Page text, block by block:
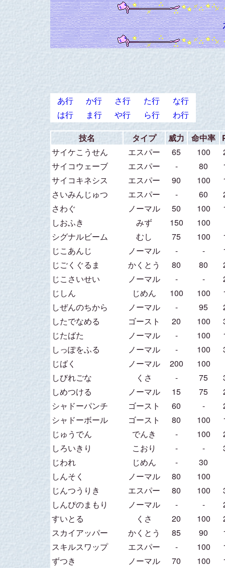
あ行 か行 さ行 た行
な行
は行
ま行 や行 ら行
わ行
技名
タイプ 威力 命中率
サイケこうせん
エスパー 65 100
サイコウェーブ
エスパー - 80
サイコキネシス
エスパー 90 100
さいみんじゅつ
エスパー - 60
さわぐ
ノーマル 50 100
しおふき
みず 150
100
シグナルビーム
むし 75 100
じこあんじ
ノーマル - -
じごくぐるま
かくとう 80 80
じこさいせい
ノーマル - -
じしん
じめん 100 100
しぜんのちから
ノーマル - 95
したでなめる
ゴースト 20 100
じたばた
ノーマル - 100
しっぽをふる
ノーマル - 100
じばく
ノーマル 200
100
しびれごな
くさ - 75
しめつける
ノーマル 15 75
シャドーパンチ
ゴースト 60 -
シャドーボール
ゴースト 80 100
じゅうでん
でんき - 100
しろいきり
こおり - -
じわれ
じめん -
30
しんそく
ノーマル 80
100
じんつうりき
エスパー 80 100
しんぴのまもり
ノーマル - -
すいとる
くさ 20 100
スカイアッパー
かくとう 85 90
スキルスワップ
エスパー - 100
ずつき
ノーマル 70 100